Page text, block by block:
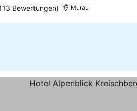
Bewertungen) Murau